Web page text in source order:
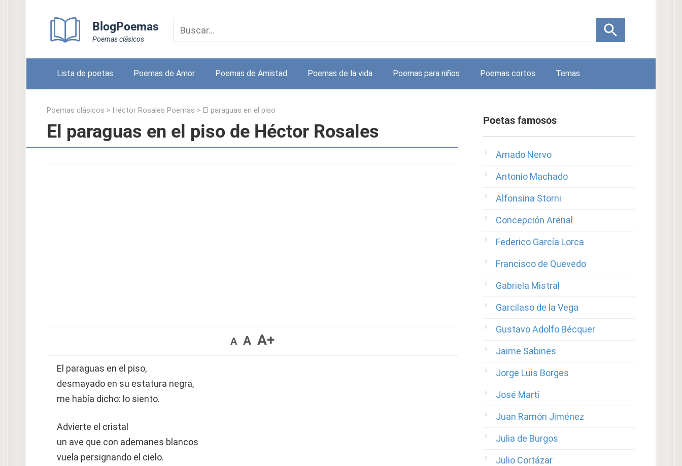
BlogPoemas
Poemas clásicos
Lista de poetas Poemas de Amor Poemas de Amistad Poemas de la vida Poemas para niños Poemas cortos Temas
Poemas clásicos > Héctor Rosales Poemas > El paraguas en el piso
El paraguas en el piso de Héctor Rosales
A A A+
El paraguas en el piso,
desmayado en su estatura negra,
me había dicho: lo siento.
Advierte el cristal
un ave que con ademanes blancos
vuela persignando el cielo.
Poetas famosos
Amado Nervo
Antonio Machado
Alfonsina Storni
Concepción Arenal
Federico García Lorca
Francisco de Quevedo
Gabriela Mistral
Garcilaso de la Vega
Gustavo Adolfo Bécquer
Jaime Sabines
Jorge Luis Borges
José Martí
Juan Ramón Jiménez
Julia de Burgos
Julio Cortázar